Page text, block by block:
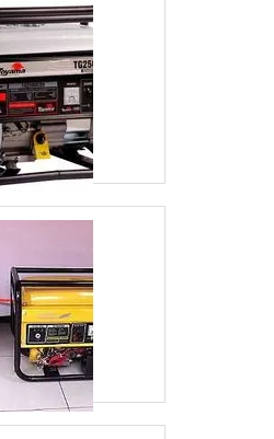
de geradores em ótimo
LOCAÇÃO DE
investir no aluguel
a todos os benefícios
contar com o apoio
como a MM
opção. Ela atua com
2011 e coleciona
contato agora mesmo